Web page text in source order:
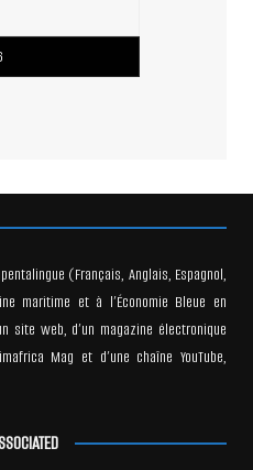
(Français, Anglais, Espagnol,
maritime et à l’Économie Bleue en
site web, d’un magazine électronique
Mag et d’une chaîne YouTube,